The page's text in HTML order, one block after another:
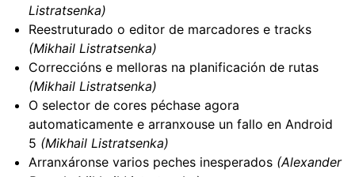
Listratsenka)
Reestruturado o editor de marcadores e tracks
(Mikhail Listratsenka)
Correccións e melloras na planificación de rutas
(Mikhail Listratsenka)
O selector de cores péchase agora
automaticamente e arranxouse un fallo en Android
5 (Mikhail Listratsenka)
Arranxáronse varios peches inesperados (Alexander